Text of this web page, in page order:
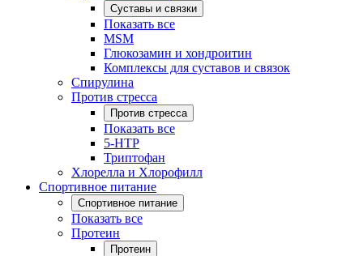
Суставы и связки
Показать все
MSM
Глюкозамин и хондроитин
Комплексы для суставов и связок
Спирулина
Против стресса
Против стресса
Показать все
5-HTP
Триптофан
Хлорелла и Хлорофилл
Спортивное питание
Спортивное питание
Показать все
Протеин
Протеин